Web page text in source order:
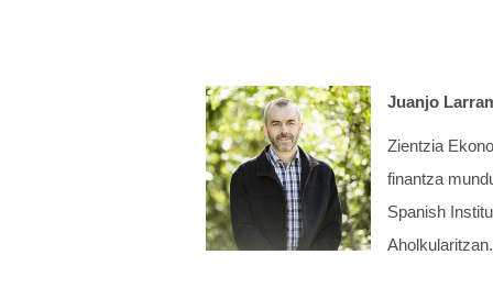
Juanjo
Zientzia
finantza
Spanish
Aholkularitzan.